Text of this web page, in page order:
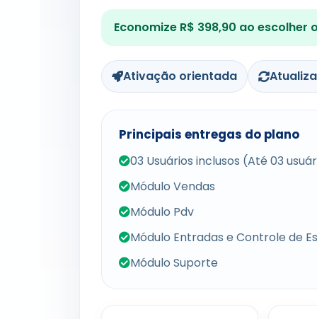
Economize R$ 398,90 ao escolher
Ativação orientada
Principais entregas do plano
03 Usuários inclusos (Até 03
Módulo Vendas
Módulo Pdv
Módulo Entradas e Controle de
Módulo Suporte